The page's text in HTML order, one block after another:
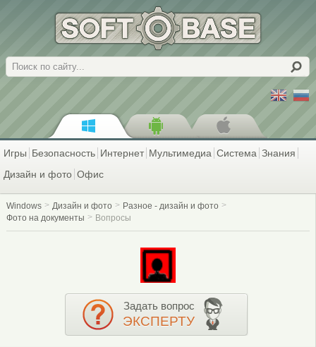
Поиск
Игры Безопасность Интернет Мультимедиа Система Знания
Дизайн и фото Офис
Windows Дизайн и фото
Разное - дизайн и фото
Фото на документы
Вопросы
Задать вопрос
ЭКСПЕРТУ